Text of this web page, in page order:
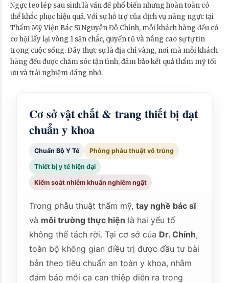
Ngực teo lép sau sinh là vấn đề phổ biến nhưng hoàn toàn có
thể khắc phục hiệu quả. Với sự hỗ trợ của dịch vụ nâng ngực tại
Thẩm Mỹ Viện Bác Sĩ Nguyễn Đỗ Chỉnh, mỗi khách hàng đều có
cơ hội lấy lại vòng 1 săn chắc, quyến rũ và nâng cao sự tự tin
trong cuộc sống. Đây thực sự là địa chỉ vàng, nơi mà mỗi khách
hàng đều được chăm sóc tận tình, đảm bảo kết quả thẩm mỹ tối
ưu và trải nghiệm đáng nhớ.
Cơ sở vật chất & trang thiết bị đạt
chuẩn y khoa
Chuẩn Bộ Y Tế Phòng phẫu thuật vô trùng
Thiết bị y tế hiện đại
Kiểm soát nhiễm khuẩn nghiêm ngặt
Trong phẫu thuật thẩm mỹ,tay nghề bác sĩ
và môi trường thực hiện là hai yếu tố
không thể tách rời. Tại cơ sở của Dr. Chỉnh,
toàn bộ không gian điều trị được đầu tư bài
bản theo tiêu chuẩn an toàn y khoa, nhằm
đảm bảo mỗi ca can thiệp diễn ra trong